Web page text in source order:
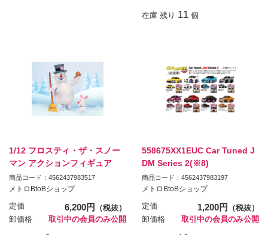
在庫 残り 11 個
1/12 フロスティ・ザ・スノー
マン アクションフィギュア
商品コード：4562437983517
メトロBtoBショップ
定価 6,200円
（税抜）
卸価格
取引中の会員のみ公開
558675XX1EUC Car Tuned J
DM Series 2(※8)
商品コード：4562437983197
メトロBtoBショップ
定価 1,200円
（税抜）
卸価格
取引中の会員のみ公開